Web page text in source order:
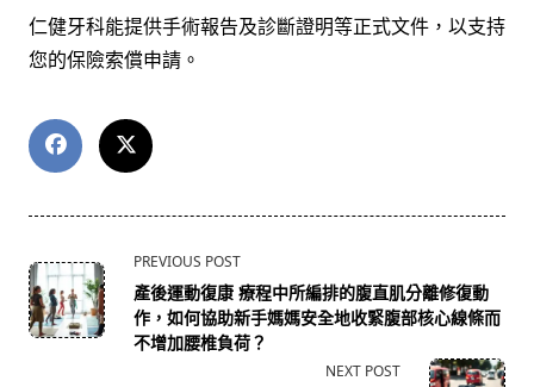
仁健牙科能提供手術報告及診斷證明等正式文件，以支持
您的保險索償申請。
<span
class="nav-
subtitle
screen-
PREVIOUS POST
產後運動復康 療程中所編排的腹直肌分離修復動
作，如何協助新手媽媽安全地收緊腹部核心線條而
不增加腰椎負荷？
NEXT POST